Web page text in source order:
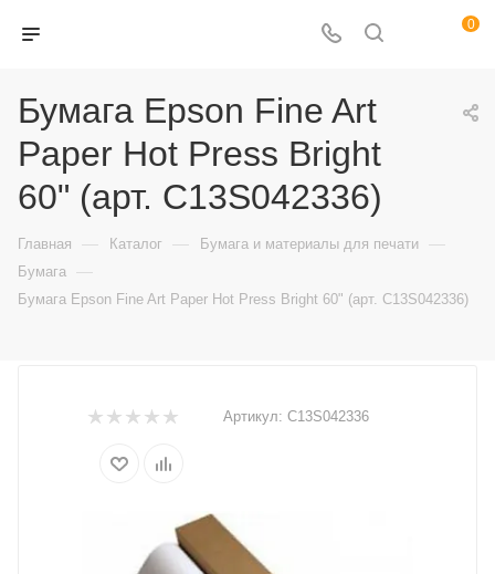
0
Бумага Epson Fine Art
Paper Hot Press Bright
60" (арт. C13S042336)
Главная — Каталог — Бумага и материалы для печати —
Бумага —
Бумага Epson Fine Art Paper Hot Press Bright 60" (арт. C13S042336)
Артикул: C13S042336